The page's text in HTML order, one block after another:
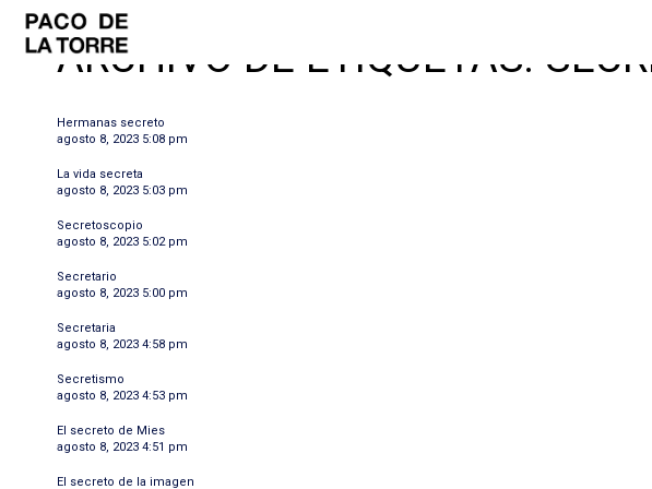
ARCHIVO DE ETIQUETAS:
Hermanas secreto
agosto 8, 2023 5:08 pm
La vida secreta
agosto 8, 2023 5:03 pm
Secretoscopio
agosto 8, 2023 5:02 pm
Secretario
agosto 8, 2023 5:00 pm
Secretaria
agosto 8, 2023 4:58 pm
Secretismo
agosto 8, 2023 4:53 pm
El secreto de Mies
agosto 8, 2023 4:51 pm
El secreto de la imagen